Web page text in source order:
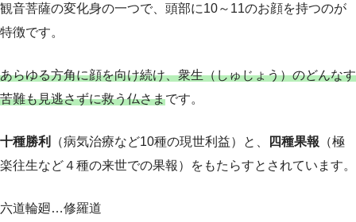
観音菩薩の変化身の一つで、頭部に10～11のお顔を持つのが
特徴です。
あらゆる方角に顔を向け続け、衆生（しゅじょう）のどんなす
苦難も見逃さずに救う仏さまです。
十種勝利 （病気治療など10種の現世利益）と、 四種果報 （極
楽往生など４種の来世での果報）をもたらすとされています。
六道輪廻…修羅道